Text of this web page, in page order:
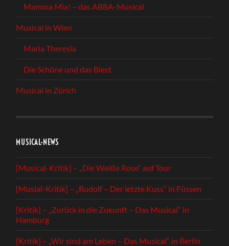
Mamma Mia! – das ABBA-Musical
Musical in Wien
Maria Theresia
Die Schöne und das Biest
Musical in Zürich
MUSICAL-NEWS
[Musical-Kritik] – „Die Weiße Rose“ auf Tour
[Musial-Kritik] – „Rudolf – Der letzte Kuss“ in Füssen
[Kritik] – „Zurück in die Zukunft – Das Musical“ in
Hamburg
[Kritik] – „Wir sind am Leben – Das Musical“ in Berlin